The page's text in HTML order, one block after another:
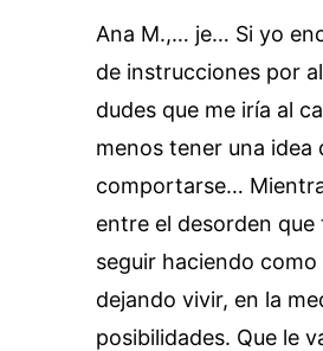
Ana M.,… je… Si yo
de instrucciones por
dudes que me iría al
menos tener una idea
comportarse…
entre el desorden
seguir haciendo
dejando vivir, en la
posibilidades. Que le